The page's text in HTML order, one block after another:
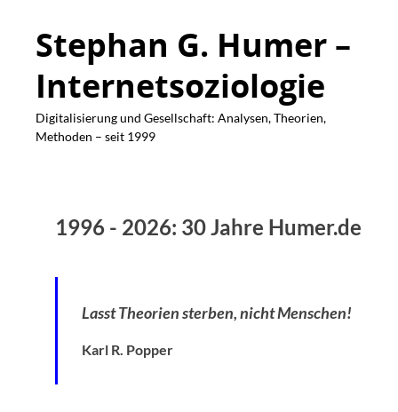
Stephan G. Humer –
Internetsoziologie
Digitalisierung und Gesellschaft: Analysen, Theorien,
Methoden – seit 1999
1996 - 2026: 30 Jahre Humer.de
Lasst Theorien sterben, nicht Menschen!
Karl R. Popper